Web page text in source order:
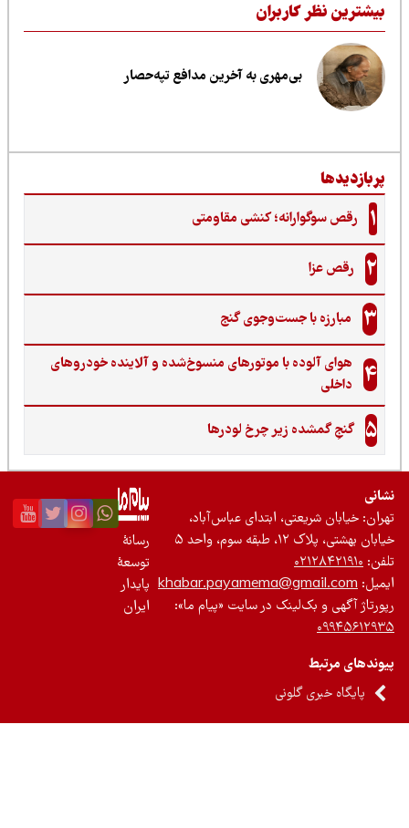
نظر کاربران
بی‌مهری به آخرین مدافع تپه‌حصار
رقص سوگوارانه؛ کنشی مقاومتی
رقص عزا
مبارزه با جست‌وجوی گنج‌
هوای آلوده با موتورهای منسوخ‌شده و آلاینده خودروهای
داخلی
گنجِ گمشده زیر چرخ لودرها
خیابان شریعتی، ابتدای عباس‌آباد،
بهشتی، پلاک ۱۲، طبقه سوم، واحد ۵
۰۲۱۲۸۴۲۱۹۱۰
khabar.payamema@gmail.com
آگهی و بک‌لینک در سایت «پیام ما»:
مرتبط
پایگاه خبری گلونی
رسانۀ
توسعۀ
پایدار
ایران